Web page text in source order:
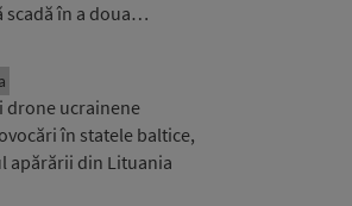
scadă în a doua…
drone ucrainene
în statele baltice,
apărării din Lituania